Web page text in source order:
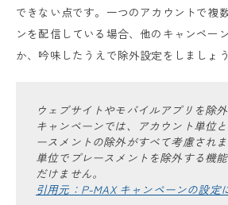
できない点です。一つのアカウントで複
ンを配信している場合、他のキャンペー
か、吟味したうえで除外設定をしましょう
ウェブサイトやモバイルアプリを除
キャンペーンでは、アカウント単位
ースメントの除外がすべて考慮され
単位でプレースメントを除外する機
だけません。
引用元：P-MAX キャンペーンの設定